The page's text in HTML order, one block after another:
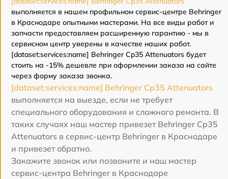
выполняется в нашем профильном сервис-центре Behringer
в Краснодаре опытными мастерами. На все виды работ и
запчасти предоставляем расширенную гарантию - мы в
сервисном центр уверены в качестве наших работ.
[dataset:services:name] Behringer Cp35 Attenuators будет
стоить на -15% дешевле при оформлении заказа на сайте
через форму заказа звонка.
[dataset:services:name] Behringer Cp35 Attenuators
выполняется на выезде, если не требует
специального оборудования и сложного ремонта. В
таких случаях наш мастер привезет Behringer Cp35
Attenuators в сервис-центр Behringer в Краснодаре
и привезет обратно.
Закажите звонок или позвоните и наш мастер
сервис-центра Behringer в Краснодаре